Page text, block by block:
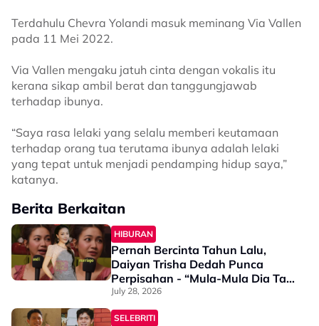
Terdahulu Chevra Yolandi masuk meminang Via Vallen
pada 11 Mei 2022.
Via Vallen mengaku jatuh cinta dengan vokalis itu
kerana sikap ambil berat dan tanggungjawab
terhadap ibunya.
“Saya rasa lelaki yang selalu memberi keutamaan
terhadap orang tua terutama ibunya adalah lelaki
yang tepat untuk menjadi pendamping hidup saya,”
katanya.
Berita Berkaitan
HIBURAN
Pernah Bercinta Tahun Lalu,
Daiyan Trisha Dedah Punca
Perpisahan - “Mula-Mula Dia Tak
Anggap Isu…”
July 28, 2026
SELEBRITI